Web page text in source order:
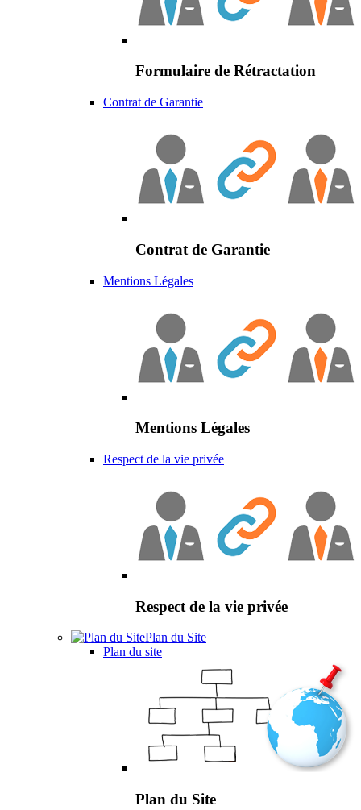
Formulaire de Rétractation
Contrat de Garantie
Contrat de Garantie
Mentions Légales
Mentions Légales
Respect de la vie privée
Respect de la vie privée
Plan du Site
Plan du site
Plan du Site